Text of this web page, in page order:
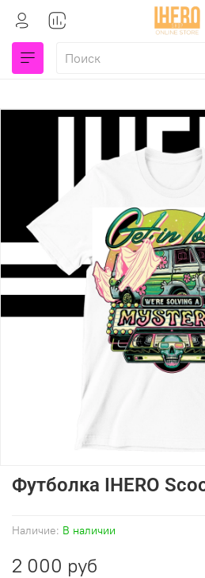
Наличие: В наличии
Футболка IHERO
2 000 руб